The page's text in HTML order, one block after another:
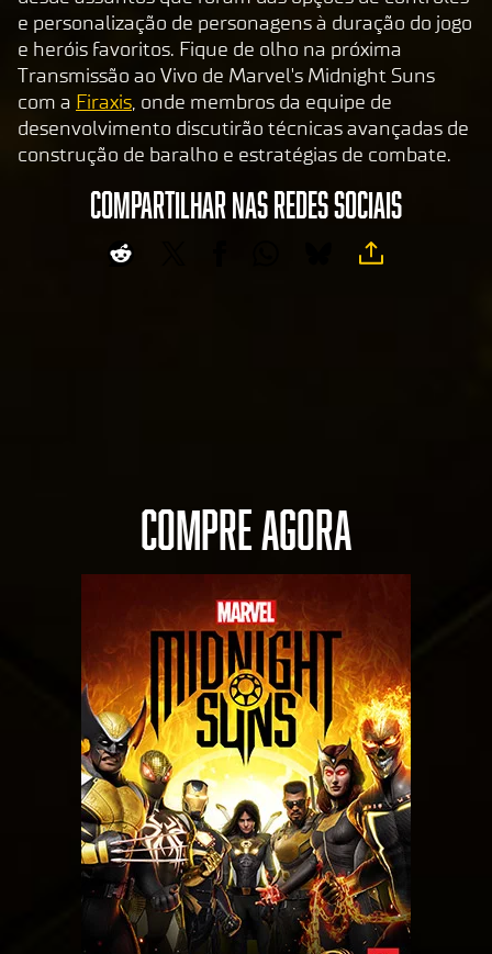
e personalização de personagens à duração do jogo
e heróis favoritos. Fique de olho na próxima
Transmissão ao Vivo de Marvel's Midnight Suns
com a Firaxis, onde membros da equipe de
desenvolvimento discutirão técnicas avançadas de
construção de baralho e estratégias de combate.
COMPARTILHAR NAS REDES SOCIAIS
COMPRE AGORA